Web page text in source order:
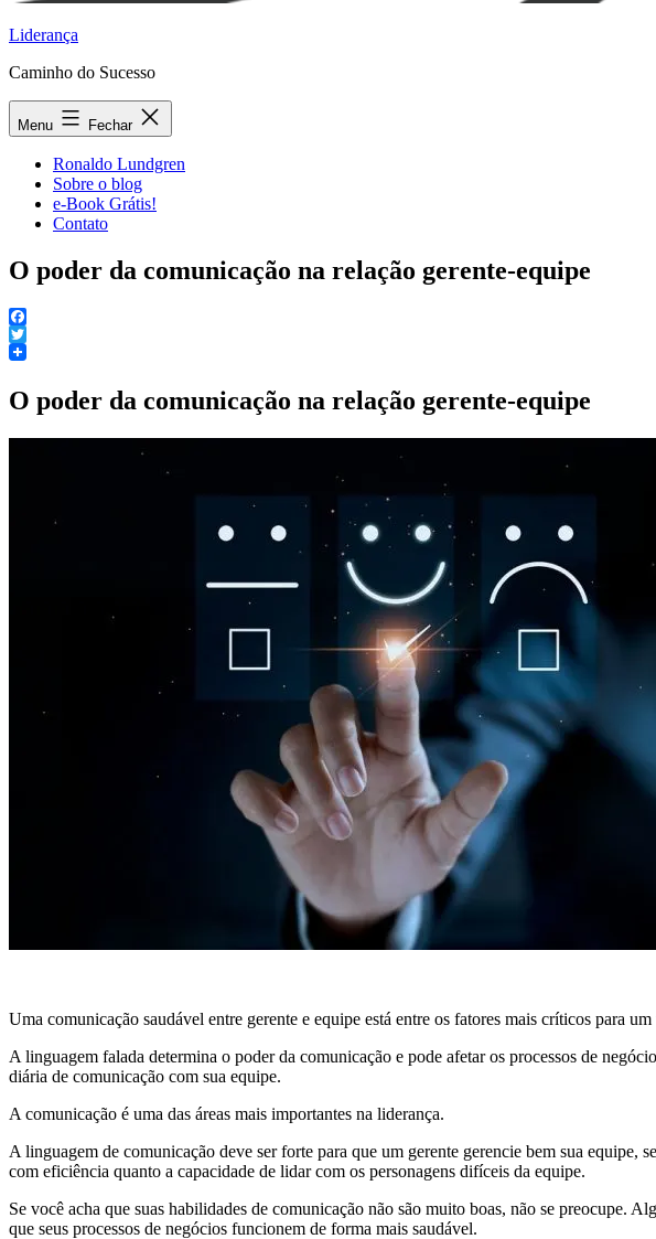
Liderança
Caminho do Sucesso
Menu Fechar
Ronaldo Lundgren
Sobre o blog
e-Book Grátis!
Contato
O poder da comunicação na relação gerente-equipe
Facebook
Twitter
O poder da comunicação na relação gerente-equipe
Uma comunicação saudável entre gerente e equipe está entre os fatores mais críticos para
A linguagem falada determina o poder da comunicação e pode afetar os processos de
diária de comunicação com sua equipe.
A comunicação é uma das áreas mais importantes na liderança.
A linguagem de comunicação deve ser forte para que um gerente gerencie bem sua
com eficiência quanto a capacidade de lidar com os personagens difíceis da equipe.
Se você acha que suas habilidades de comunicação não são muito boas, não se preocupe.
que seus processos de negócios funcionem de forma mais saudável.